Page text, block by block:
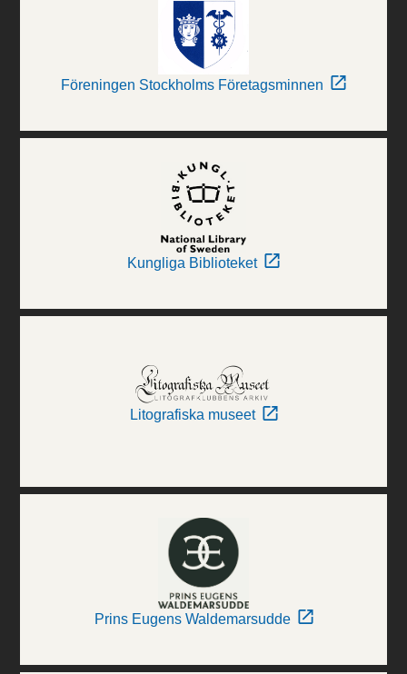
Föreningen Stockholms Företagsminnen
Kungliga Biblioteket
Litografiska museet
Prins Eugens Waldemarsudde